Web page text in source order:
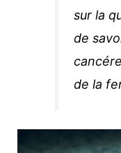
sur la
de
de la